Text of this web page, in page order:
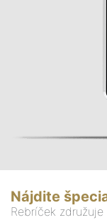
Nájdite
Rebríček